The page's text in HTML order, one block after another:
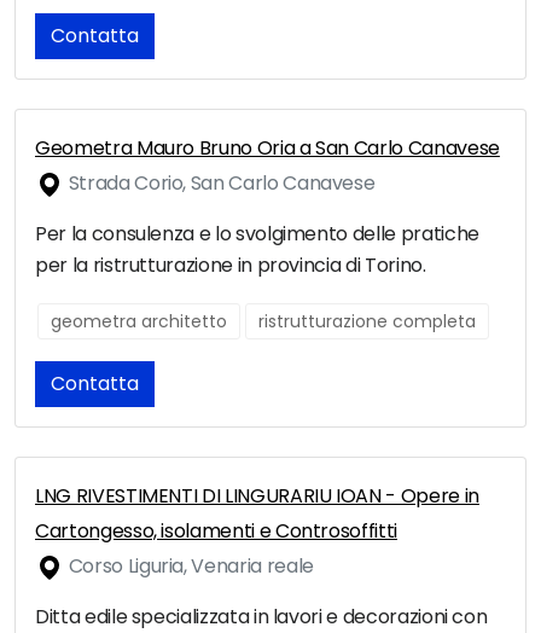
Contatta
Geometra Mauro Bruno Oria a San Carlo Canavese
Strada Corio, San Carlo Canavese
Per la consulenza e lo svolgimento delle pratiche
per la ristrutturazione in provincia di Torino.
geometra architetto ristrutturazione completa
Contatta
LNG RIVESTIMENTI DI LINGURARIU IOAN - Opere in
Cartongesso, isolamenti e Controsoffitti
Corso Liguria, Venaria reale
Ditta edile specializzata in lavori e decorazioni con